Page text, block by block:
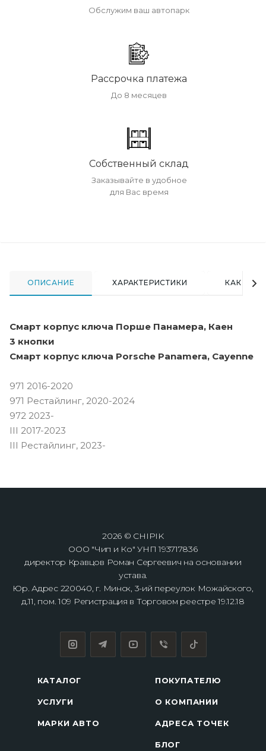
Обслужим ваш автопарк
Рассрочка платежа
До 8 месяцев
Собственный склад
Заказывайте в удобное
для Вас время
ОПИСАНИЕ ХАРАКТЕРИСТИКИ КАК
Смарт корпус ключа Порше Панамера, Каен
3 кнопки
Смарт корпус ключа Porsche Panamera, Cayenne
971 2016-2020
971 Рестайлинг, 2020-2024
972 2023-
III 2017-2023
III Рестайлинг, 2023-
2026 © CHIPIK
ООО "Чип и Ко" УНП 193717836
директор Кравцов Роман Сергеевич на основании
устава.
Юр. Адрес 220040, г. Минск, 3-ий переулок Можайского,
д.11, пом. 109 Регистрация в Торговом реестре 19.12.18
КАТАЛОГ
УСЛУГИ
МАРКИ АВТО
ПОКУПАТЕЛЮ
О КОМПАНИИ
АДРЕСА ТОЧЕК
БЛОГ